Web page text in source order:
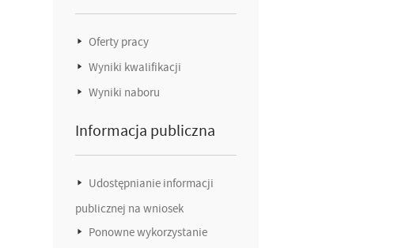
Oferty pracy
Wyniki kwalifikacji
Wyniki naboru
Informacja publiczna
Udostępnianie informacji
publicznej na wniosek
Ponowne wykorzystanie